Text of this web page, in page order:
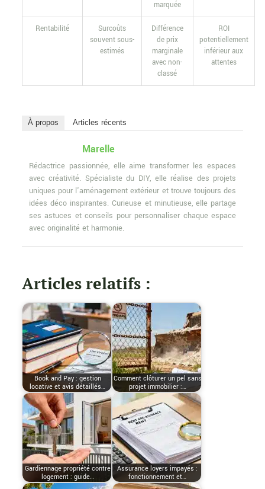
marquée
Rentabilité
Surcoûts
souvent sous-
estimés
Différence
de prix
marginale
avec non-
classé
ROI
potentiellement
inférieur aux
attentes
À propos Articles récents
Marelle
Rédactrice passionnée, elle aime transformer les espaces
avec créativité. Spécialiste du DIY, elle réalise des projets
uniques pour l'aménagement extérieur et trouve toujours des
idées déco inspirantes. Curieuse et minutieuse, elle partage
ses astuces et conseils pour personnaliser chaque espace
avec originalité et harmonie.
Articles relatifs :
Book and Pay : gestion
locative et avis détaillés…
Comment clôturer un pel sans
projet immobilier :…
Gardiennage propriété contre
logement : guide…
Assurance loyers impayés :
fonctionnement et…